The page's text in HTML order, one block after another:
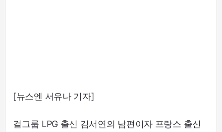
[뉴스엔 서유나 기자]
걸그룹 LPG 출신 김서연의 남편이자 프랑스 출신